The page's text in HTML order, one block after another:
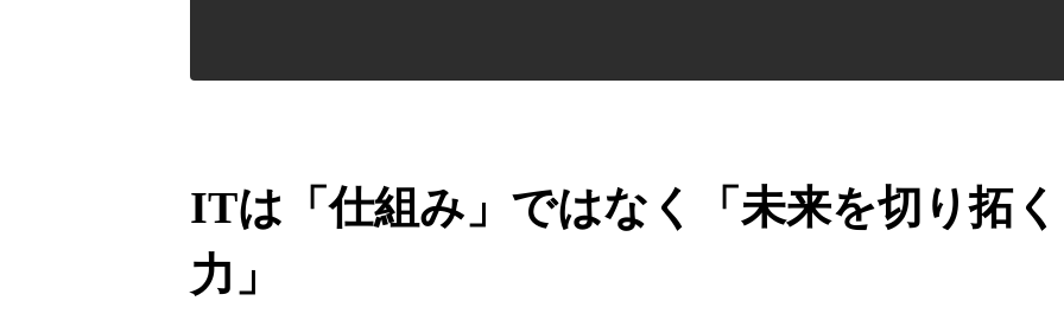
ITは「仕組み」ではなく「未来を切り拓く
力」